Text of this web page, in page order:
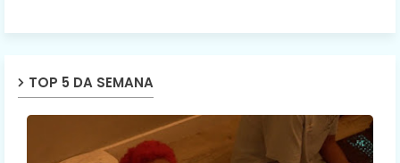
TOP 5 DA SEMANA